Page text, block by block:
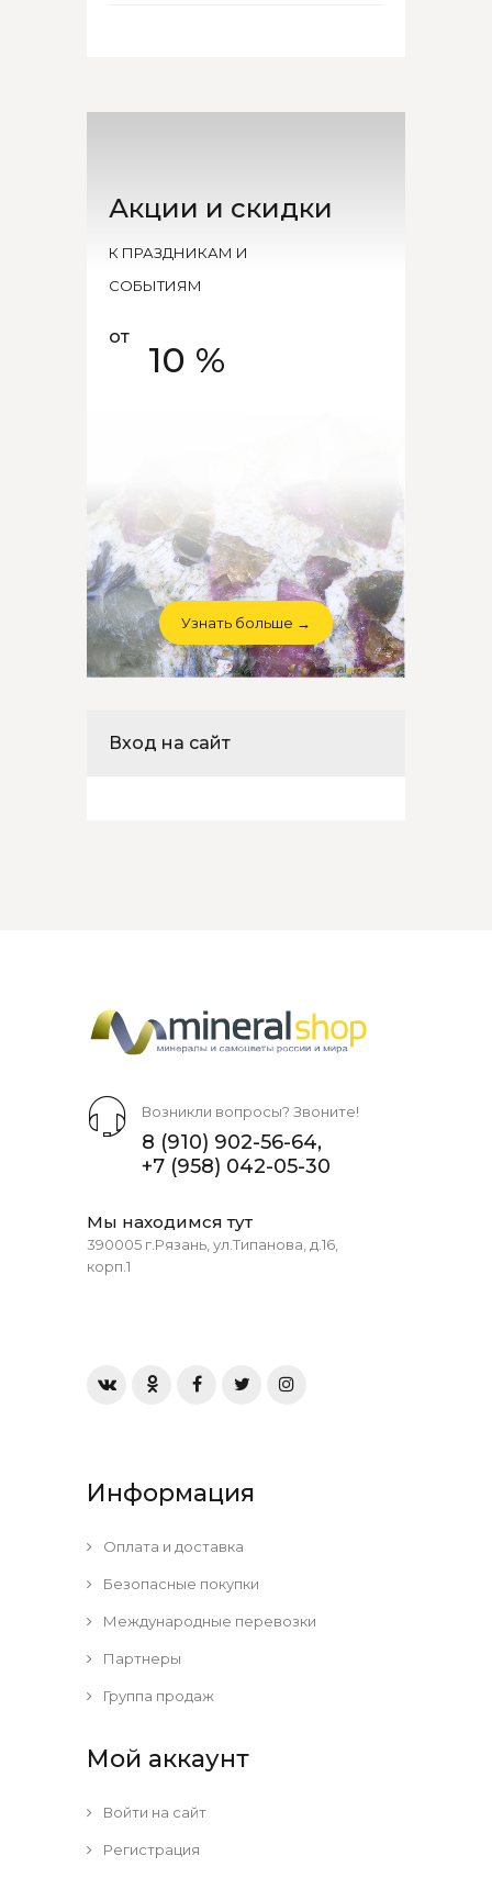
Акции и скидки
К ПРАЗДНИКАМ И
СОБЫТИЯМ
от
10 %
Узнать больше →
Вход на сайт
Возникли вопросы? Звоните!
8 (910) 902-56-64,
+7 (958) 042-05-30
Мы находимся тут
390005 г.Рязань, ул.Типанова, д.16,
корп.1
Информация
Оплата и доставка
Безопасные покупки
Международные перевозки
Партнеры
Группа продаж
Мой аккаунт
Войти на сайт
Регистрация